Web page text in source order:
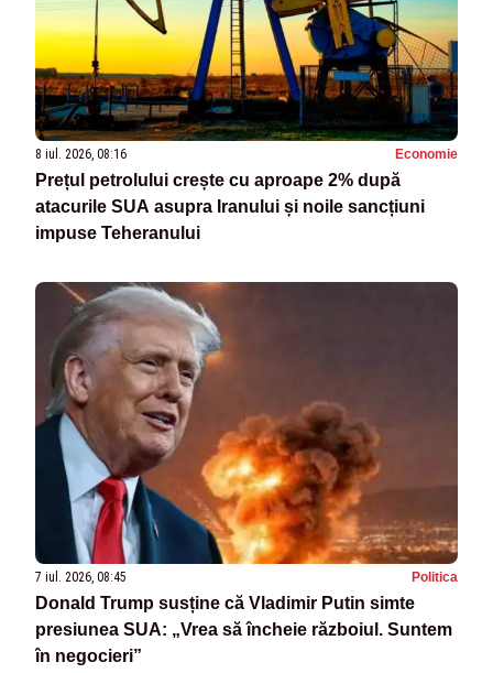
8 iul. 2026, 08:16 Economie
Prețul petrolului crește cu aproape 2% după
atacurile SUA asupra Iranului și noile sancțiuni
impuse Teheranului
7 iul. 2026, 08:45 Politica
Donald Trump susține că Vladimir Putin simte
presiunea SUA: „Vrea să încheie războiul. Suntem
în negocieri”